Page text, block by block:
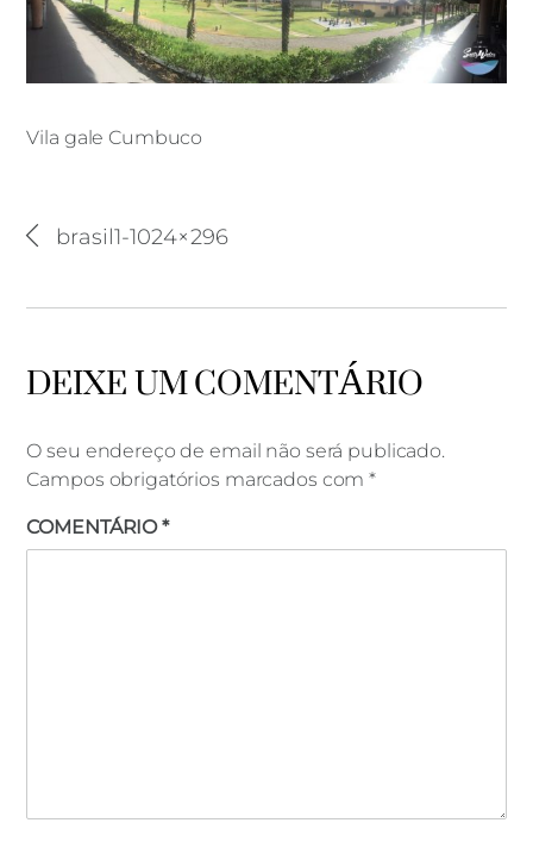
Vila gale Cumbuco
brasil1-1024×296
DEIXE UM COMENTÁRIO
O seu endereço de email não será publicado.
Campos obrigatórios marcados com*
COMENTÁRIO*